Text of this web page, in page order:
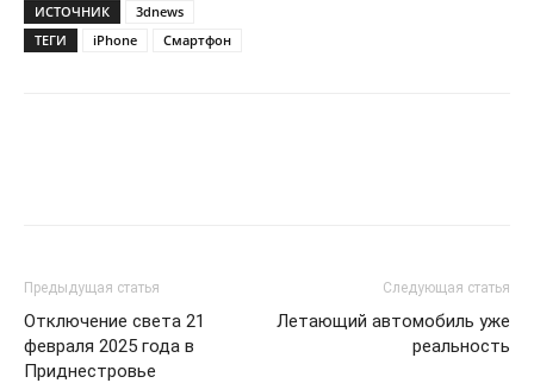
ИСТОЧНИК
3dnews
ТЕГИ
iPhone Смартфон
Предыдущая статья
Отключение света 21
февраля 2025 года в
Приднестровье
Следующая статья
Летающий автомобиль уже
реальность